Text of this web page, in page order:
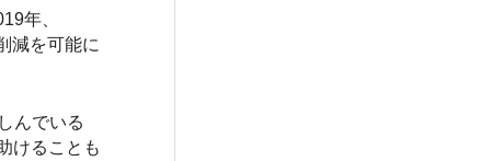
年、
減を可能に
んでいる
けることも